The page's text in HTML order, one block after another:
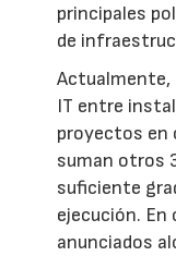
principales
de
Actualmente,
IT entre
proyectos en
suman otros
suficiente
ejecución.
anunciados